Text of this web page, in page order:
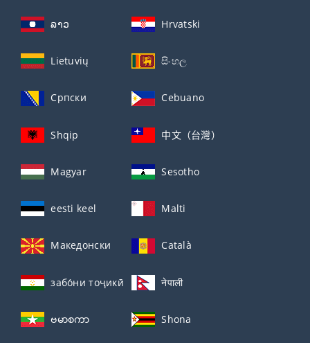
ລາວ Hrvatski
Lietuvių සිංහල
Српски Cebuano
Shqip 中文（台灣）
Magyar Sesotho
eesti keel Malti
Македонски Català
забо́ни тоҷикӣ́ नेपाली
ဗမာစကာ Shona